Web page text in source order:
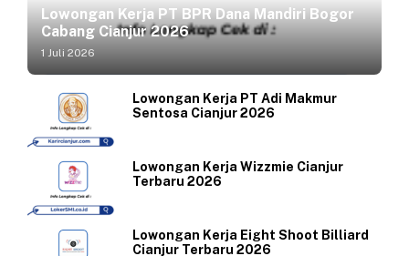
Lowongan Kerja PT BPR Dana Mandiri Bogor
Cabang Cianjur 2026
1 Juli 2026
Lowongan Kerja PT Adi Makmur
Sentosa Cianjur 2026
Lowongan Kerja Wizzmie Cianjur
Terbaru 2026
Lowongan Kerja Eight Shoot Billiard
Cianjur Terbaru 2026